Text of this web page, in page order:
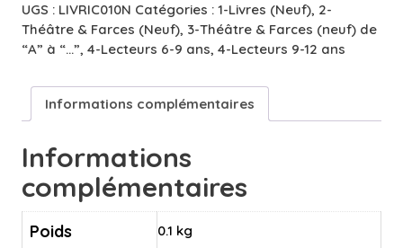
grosse
Patate
UGS : LIVRIC010N Catégories : 1-Livres (Neuf), 2-
Théâtre & Farces (Neuf), 3-Théâtre & Farces (neuf) de
“A” à “…”, 4-Lecteurs 6-9 ans, 4-Lecteurs 9-12 ans
Informations complémentaires
Informations
complémentaires
Poids 0.1 kg